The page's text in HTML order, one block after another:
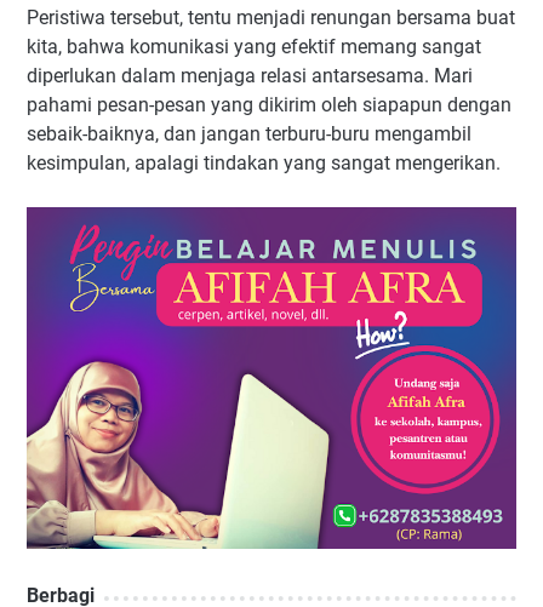
Peristiwa tersebut, tentu menjadi renungan bersama buat
kita, bahwa komunikasi yang efektif memang sangat
diperlukan dalam menjaga relasi antarsesama. Mari
pahami pesan-pesan yang dikirim oleh siapapun dengan
sebaik-baiknya, dan jangan terburu-buru mengambil
kesimpulan, apalagi tindakan yang sangat mengerikan.
Berbagi